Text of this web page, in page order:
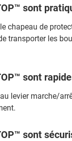
sont
chapeau de
transporter les
sont
levier marche/
sont